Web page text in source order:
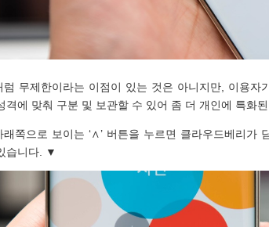
럼 무제한이라는 이점이 있는 것은 아니지만, 이용자
격에 맞춰 구분 및 보관할 수 있어 좀 더 개인에 특화
래쪽으로 보이는 ‘∧’ 버튼을 누르면 클라우드베리가
습니다. ▼